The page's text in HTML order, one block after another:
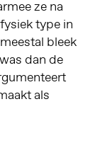
ze na
type in
bleek
dan de
als